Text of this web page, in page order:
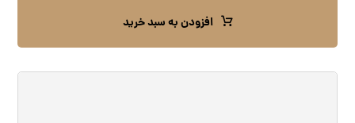
افزودن به سبد خرید